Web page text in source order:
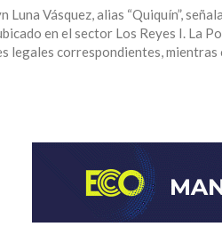
Luna Vásquez, alias “Quiquín”,
en el sector Los Reyes I. La
legales correspondientes,